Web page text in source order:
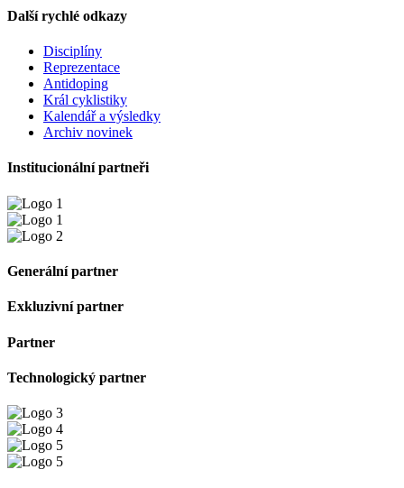
Další rychlé odkazy
Disciplíny
Reprezentace
Antidoping
Král cyklistiky
Kalendář a výsledky
Archiv novinek
Institucionální partneři
Generální partner
Exkluzivní partner
Partner
Technologický partner